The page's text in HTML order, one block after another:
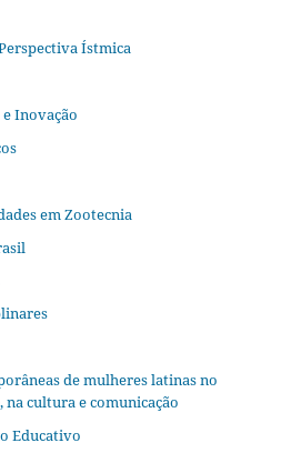
Ístmica
Inovação
em Zootecnia
de mulheres latinas no
cultura e comunicação
Educativo